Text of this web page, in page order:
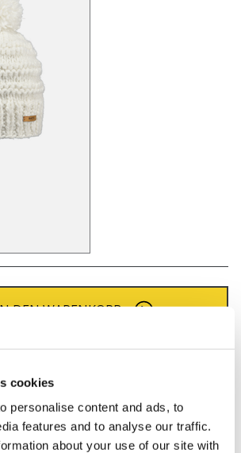
cookies
personalise content and ads, to
features and to analyse our traffic.
about your use of our site with
DEN WARENKORB
eingehen, werden noch am selben
Lieferung für Bestellungen über 50€